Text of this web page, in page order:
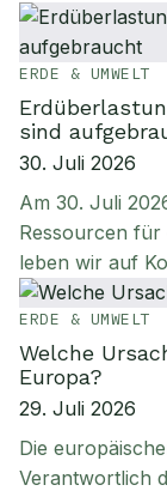
ERDE & UMWELT
sind
30. Juli 2026
Am 30. Juli
Ressourcen
leben wir auf
ERDE & UMWELT
Welche
Europa?
29. Juli 2026
Die
Verantwortlich